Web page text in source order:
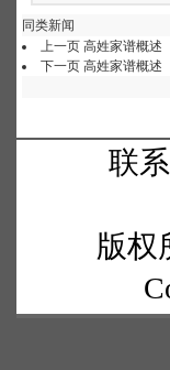
同类新闻
上一页 高姓家谱概述
下一页 高姓家谱概述
联
版权